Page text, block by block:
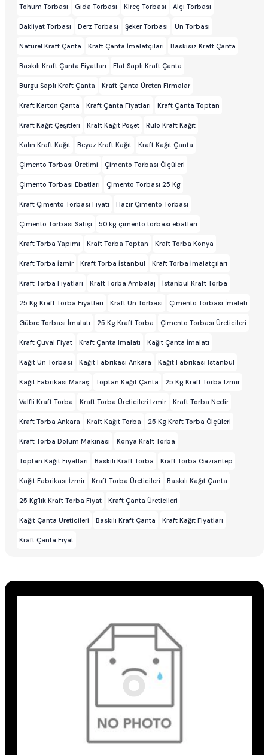
Tohum Torbası Gıda Torbası Kireç Torbası Alçı Torbası
Bakliyat Torbası Derz Torbası Şeker Torbası Un Torbası
Naturel Kraft Çanta Kraft Çanta İmalatçıları Baskısız Kraft Çanta
Baskılı Kraft Çanta Fiyatları Flat Saplı Kraft Çanta
Burgu Saplı Kraft Çanta Kraft Çanta Üreten Firmalar
Kraft Karton Çanta Kraft Çanta Fiyatları Kraft Çanta Toptan
Kraft Kağıt Çeşitleri Kraft Kağıt Poşet Rulo Kraft Kağıt
Kalın Kraft Kağıt Beyaz Kraft Kağıt Kraft Kağıt Çanta
Çimento Torbası Üretimi Çimento Torbası Ölçüleri
Çimento Torbası Ebatları Çimento Torbası 25 Kg
Kraft Çimento Torbası Fiyatı Hazır Çimento Torbası
Çimento Torbası Satışı 50 kg çimento torbası ebatları
Kraft Torba Yapımı Kraft Torba Toptan Kraft Torba Konya
Kraft Torba İzmir Kraft Torba İstanbul Kraft Torba İmalatçıları
Kraft Torba Fiyatları Kraft Torba Ambalaj İstanbul Kraft Torba
25 Kg Kraft Torba Fiyatları Kraft Un Torbası Çimento Torbası İmalatı
Gübre Torbası İmalatı 25 Kg Kraft Torba Çimento Torbası Üreticileri
Kraft Çuval Fiyat Kraft Çanta İmalatı Kağıt Çanta İmalatı
Kağıt Un Torbası Kağıt Fabrikası Ankara Kağıt Fabrikası Istanbul
Kağıt Fabrikası Maraş Toptan Kağıt Çanta 25 Kg Kraft Torba Izmir
Valfli Kraft Torba Kraft Torba Üreticileri Izmir Kraft Torba Nedir
Kraft Torba Ankara Kraft Kağıt Torba 25 Kg Kraft Torba Ölçüleri
Kraft Torba Dolum Makinası Konya Kraft Torba
Toptan Kağıt Fiyatları Baskılı Kraft Torba Kraft Torba Gaziantep
Kağıt Fabrikası İzmir Kraft Torba Üreticileri Baskılı Kağıt Çanta
25 Kg'lık Kraft Torba Fiyat Kraft Çanta Üreticileri
Kağıt Çanta Üreticileri Baskılı Kraft Çanta Kraft Kağıt Fiyatları
Kraft Çanta Fiyat